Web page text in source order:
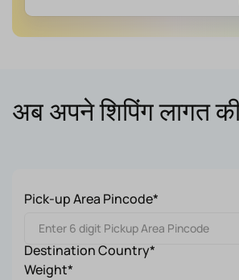
अब अपने शिपिंग लागत
Pick-up Area Pincode*
Destination Country*
Weight*